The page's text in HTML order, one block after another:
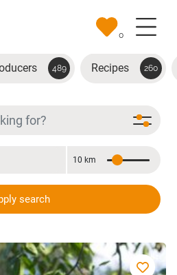
0
489 Recipes 260
Distance
10 km
search